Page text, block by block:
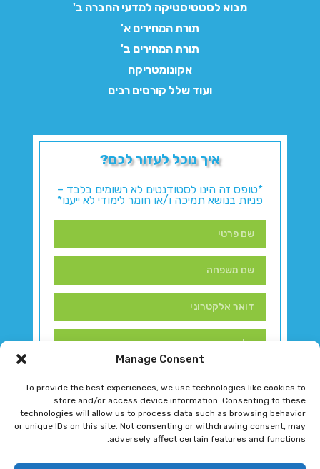
Manage Consent
To provide the best experiences, we use technologies like cookies to
store and/or access device information. Consenting to these
technologies will allow us to process data such as browsing behavior
or unique IDs on this site. Not consenting or withdrawing consent, may
adversely affect certain features and functions.
מבוא לסטטיסטיקה למדעי החברה ב'
תורת המחירים א'
תורת המחירים ב'
אקונומטריקה
ועוד שלל קורסים רבים
איך נוכל לעזור לכם?
*טופס זה הינו לסטודנטים לא רשומים בלבד –
פניות בנושא תמיכה ו/או חומר לימודי לא ייענו*